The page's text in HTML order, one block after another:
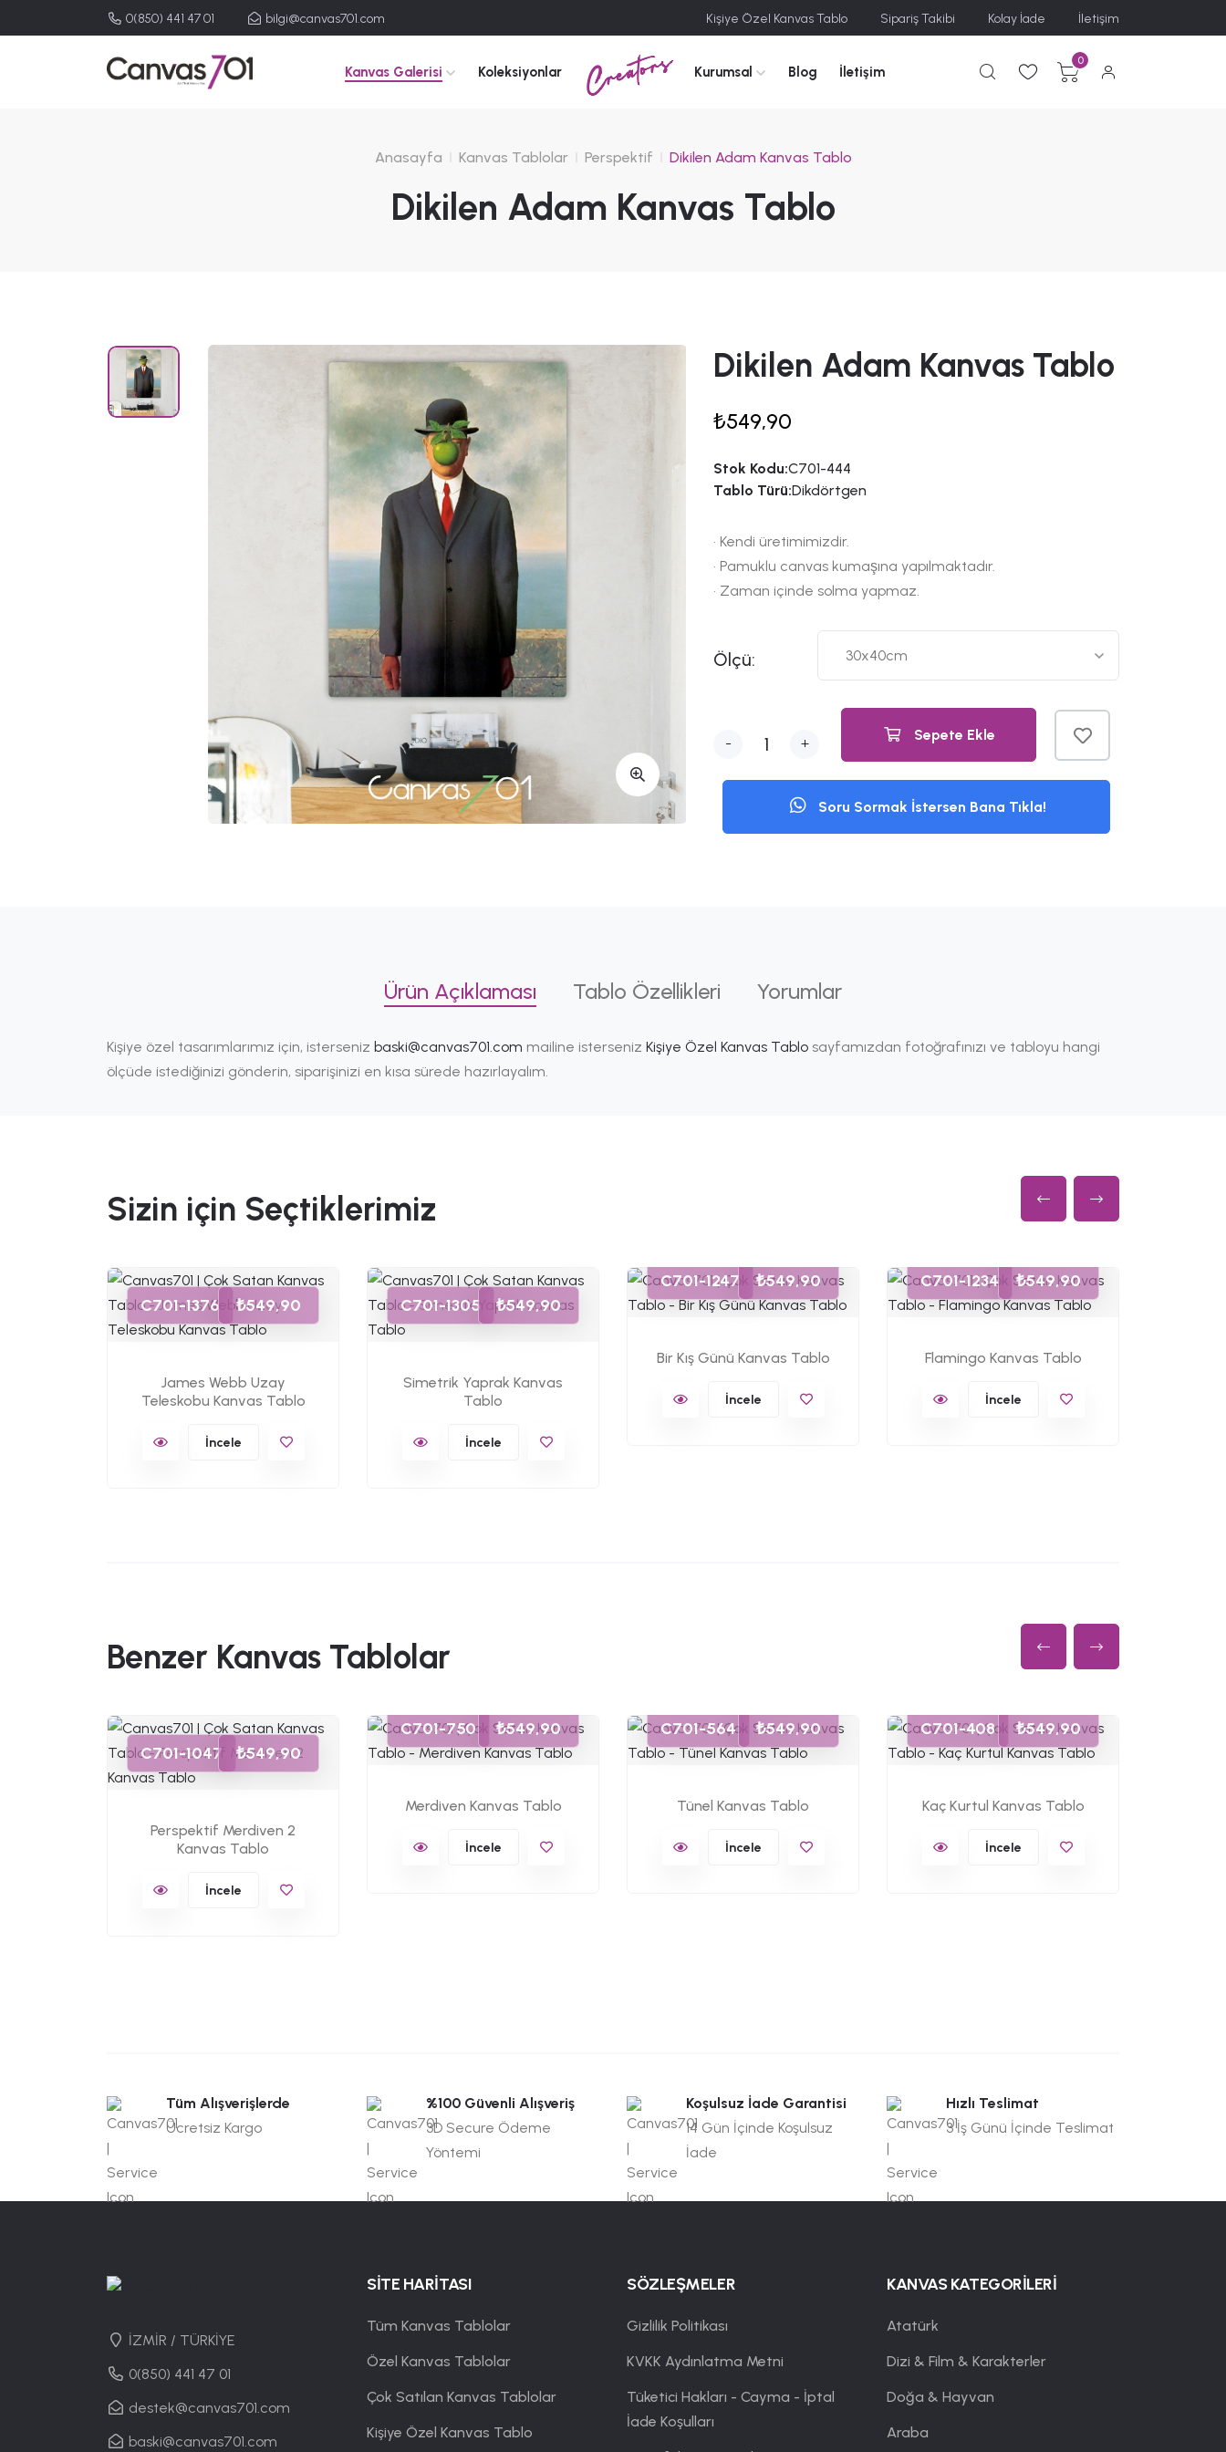
0(850) 441 47 01 bilgi@canvas701.com Kişiye Özel Kanvas Tablo Sipariş Takibi Kolay İade İletişim
Kanvas Galerisi Koleksiyonlar Creators Kurumsal Blog İletişim
0
Anasayfa Kanvas Tablolar Perspektif Dikilen Adam Kanvas Tablo
Dikilen Adam Kanvas Tablo
Dikilen Adam Kanvas Tablo
₺549,90
Stok Kodu:C701-444
Tablo Türü:Dikdörtgen
• Kendi üretimimizdir.
• Pamuklu canvas kumaşına yapılmaktadır.
• Zaman içinde solma yapmaz.
Ölçü:
- + Sepete Ekle
Soru Sormak İstersen Bana Tıkla!
Ürün Açıklaması Tablo Özellikleri Yorumlar
Kişiye özel tasarımlarımız için, isterseniz baski@canvas701.com mailine isterseniz Kişiye Özel Kanvas Tablo sayfamızdan fotoğrafınızı ve tabloyu hangi
ölçüde istediğinizi gönderin, siparişinizi en kısa sürede hazırlayalım.
Sizin için Seçtiklerimiz
C701-1376 ₺549,90
James Webb Uzay
Teleskobu Kanvas Tablo
İncele
C701-1305 ₺549,90
Simetrik Yaprak Kanvas
Tablo
İncele
C701-1247 ₺549,90
Bir Kış Günü Kanvas Tablo
İncele
C701-1234 ₺549,90
Flamingo Kanvas Tablo
İncele
Benzer Kanvas Tablolar
C701-1047 ₺549,90
Perspektif Merdiven 2
Kanvas Tablo
İncele
C701-750 ₺549,90
Merdiven Kanvas Tablo
İncele
C701-564 ₺549,90
Tünel Kanvas Tablo
İncele
C701-408 ₺549,90
Kaç Kurtul Kanvas Tablo
İncele
Tüm Alışverişlerde
Ücretsiz Kargo
%100 Güvenli Alışveriş
3D Secure Ödeme
Yöntemi
Koşulsuz İade Garantisi
14 Gün İçinde Koşulsuz
İade
Hızlı Teslimat
3 İş Günü İçinde Teslimat
İZMİR / TÜRKİYE
0(850) 441 47 01
destek@canvas701.com
baski@canvas701.com
SİTE HARİTASI
Tüm Kanvas Tablolar
Özel Kanvas Tablolar
Çok Satılan Kanvas Tablolar
Kişiye Özel Kanvas Tablo
SÖZLEŞMELER
Gizlilik Politikası
KVKK Aydınlatma Metni
Tüketici Hakları - Cayma - İptal
İade Koşulları
KANVAS KATEGORİLERİ
Atatürk
Dizi & Film & Karakterler
Doğa & Hayvan
Araba